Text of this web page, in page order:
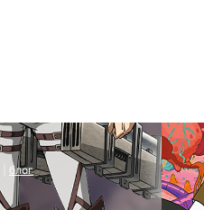
блог